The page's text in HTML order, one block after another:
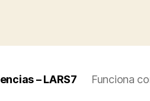
– LARS7 Funciona